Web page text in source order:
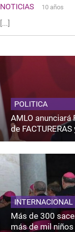
NOTICIAS 10 años
[...]
POLITICA
AMLO anunciará
de
INTERNACIONAL
Más de 300
más de mil